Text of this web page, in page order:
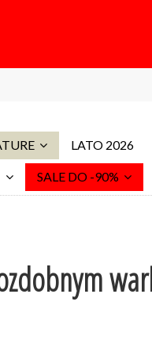
LATO 2026
SALE DO -90%